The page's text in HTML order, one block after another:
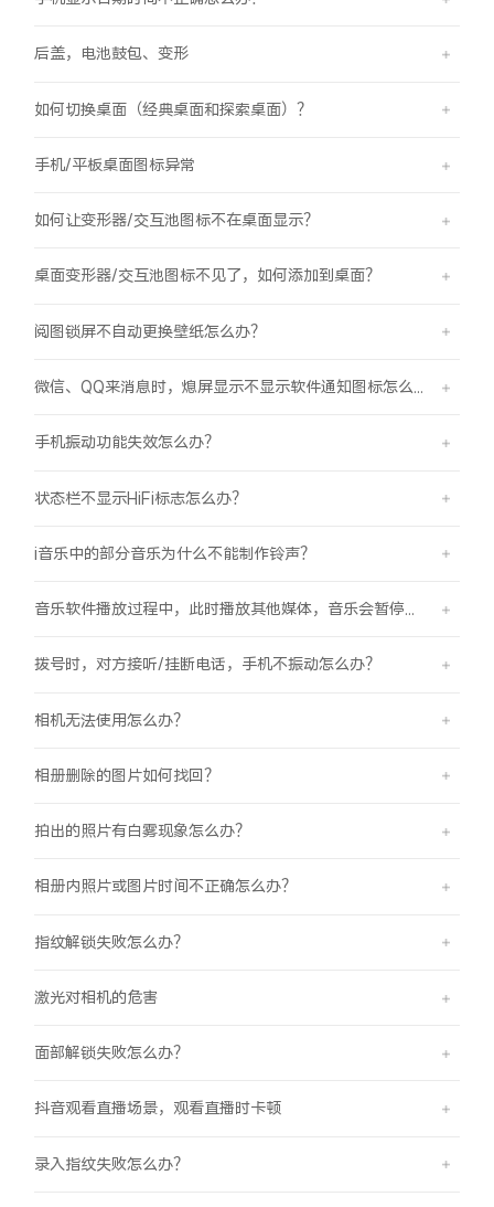
后盖，电池鼓包、变形
如何切换桌面（经典桌面和探索桌面）？
手机/平板桌面图标异常
如何让变形器/交互池图标不在桌面显示？
桌面变形器/交互池图标不见了，如何添加到桌面？
阅图锁屏不自动更换壁纸怎么办？
手机振动功能失效怎么办？
状态栏不显示HiFi标志怎么办？
i音乐中的部分音乐为什么不能制作铃声？
拨号时，对方接听/挂断电话，手机不振动怎么办？
相机无法使用怎么办？
相册删除的图片如何找回？
拍出的照片有白雾现象怎么办？
相册内照片或图片时间不正确怎么办？
指纹解锁失败怎么办？
激光对相机的危害
面部解锁失败怎么办？
抖音观看直播场景，观看直播时卡顿
录入指纹失败怎么办？